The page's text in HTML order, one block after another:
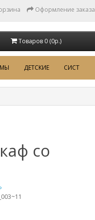
Оформление заказа
Товаров 0 (0p.)
ДЕТСКИЕ СИСТ
со